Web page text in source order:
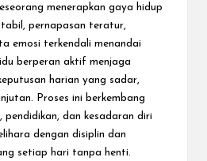
menerapkan gaya hidup
pernapasan teratur,
emosi terkendali menandai
berperan aktif menjaga
harian yang sadar,
Proses ini berkembang
pendidikan, dan kesadaran diri
dengan disiplin dan
setiap hari tanpa henti.